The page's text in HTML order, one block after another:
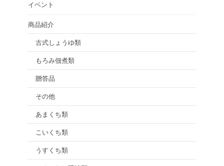
イベント
商品紹介
古式しょうゆ類
もろみ佃煮類
贈答品
その他
あまくち類
こいくち類
うすくち類